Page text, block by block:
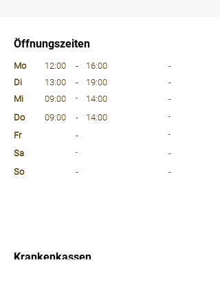
Öffnungszeiten
Mo
12:00 - 16:00
-
Di
13:00 - 19:00
-
Mi
09:00 - 14:00
-
Do
09:00 - 14:00 -
Fr - -
Sa -
-
So
-
-
Krankenkassen